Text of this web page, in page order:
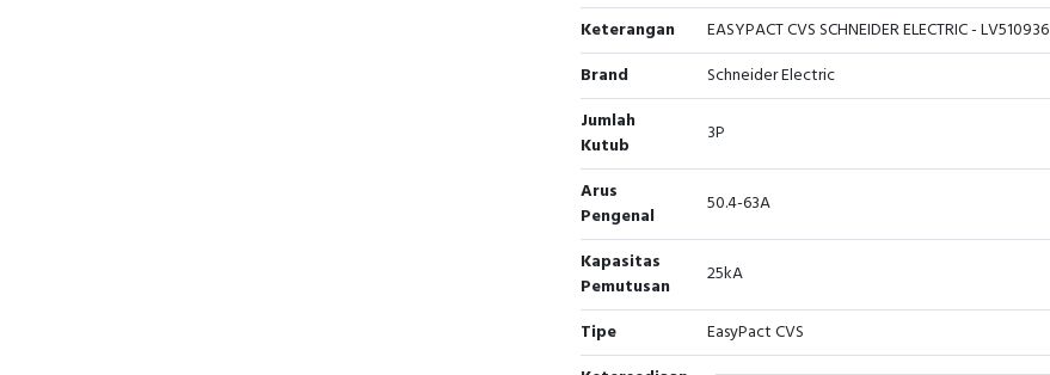
Keterangan
EASYPACT CVS SCHNEIDER ELECTRIC - LV510936
Brand
Schneider Electric
Jumlah
Kutub
3P
Arus
Pengenal
50.4-63A
Kapasitas
Pemutusan
25kA
Tipe
EasyPact CVS